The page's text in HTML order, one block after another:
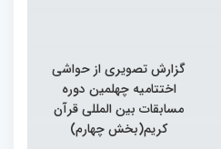
گزارش تصویری از حواشی
اختتامیه چهلمین دوره
مسابقات بین المللی قرآن
کریم(بخش چهارم)